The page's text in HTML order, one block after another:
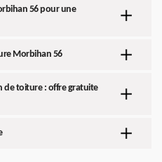
56 pour une
Morbihan 56
de toiture : offre gratuite